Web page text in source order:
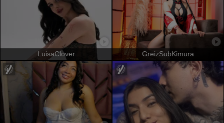
LuisaClover GreizSubKimura